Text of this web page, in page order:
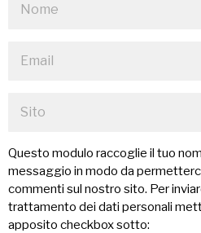
Questo modulo raccoglie il tuo
messaggio in modo da
commenti sul nostro sito. Per
trattamento dei dati personali
apposito checkbox sotto: